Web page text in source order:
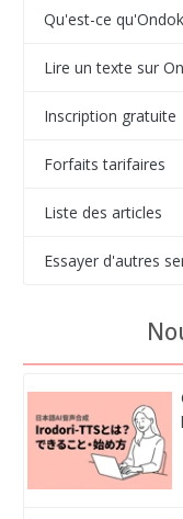
Qu'est-ce
Lire un texte sur
Inscription gratuite
Forfaits tarifaires
Liste des articles
Essayer d'autres